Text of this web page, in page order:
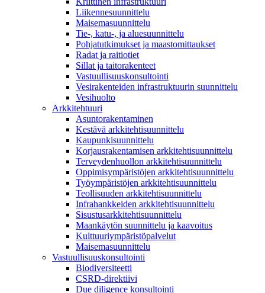
Liikennesuunnittelu
Maisemasuunnittelu
Tie-, katu-, ja aluesuunnittelu
Pohjatutkimukset ja maastomittaukset
Radat ja raitiotiet
Sillat ja taitorakenteet
Vastuullisuuskonsultointi
Vesirakenteiden infrastruktuurin suunnittelu
Vesihuolto
Arkkitehtuuri
Asuntorakentaminen
Kestävä arkkitehtisuunnittelu
Kaupunkisuunnittelu
Korjausrakentamisen arkkitehtisuunnittelu
Terveydenhuollon arkkitehtisuunnittelu
Oppimisympäristöjen arkkitehtisuunnittelu
Työympäristöjen arkkitehtisuunnittelu
Teollisuuden arkkitehtisuunnittelu
Infrahankkeiden arkkitehtisuunnittelu
Sisustusarkkitehtisuunnittelu
Maankäytön suunnittelu ja kaavoitus
Kulttuuriympäristöpalvelut
Maisemasuunnittelu
Vastuullisuuskonsultointi
Biodiversiteetti
CSRD-direktiivi
Due diligence konsultointi